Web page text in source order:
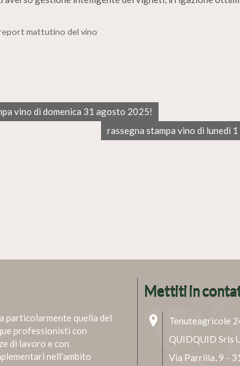
mattutino del vino
vino di domenica 31 agosto 2025!
rassegna stampa vino di lunedì
particolarmente quella del
professionisti con
di lavoro e con
nell'ambito
Mettiti in
Tenuteagricole
QUIDQUID Srls
Via Parrilla, 9 -